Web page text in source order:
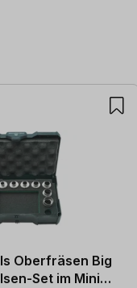
Oberfräsen Big